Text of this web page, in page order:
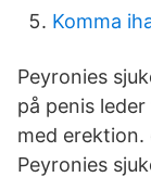
Komma
Peyronies
på penis
med erektion.
Peyronies